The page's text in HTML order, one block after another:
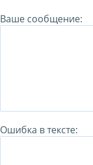
Ваше сообщение:
Ошибка в тексте: